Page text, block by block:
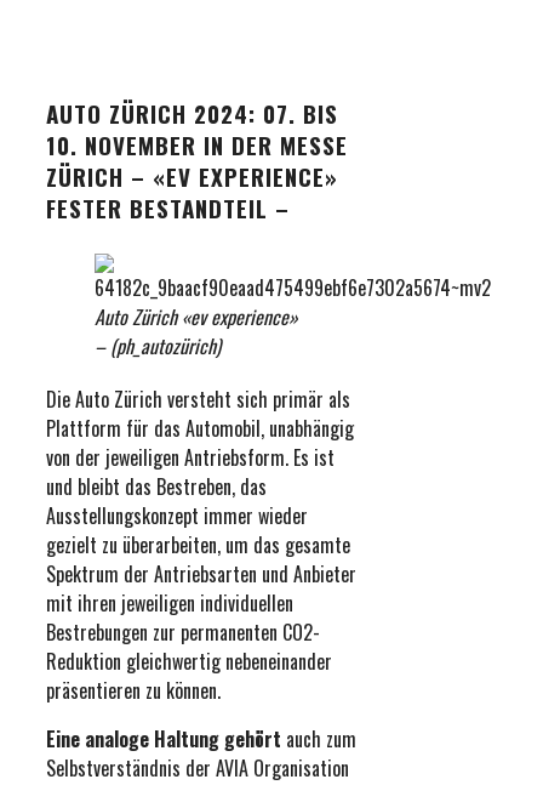
AUTO ZÜRICH 2024: 07. BIS
10. NOVEMBER IN DER MESSE
ZÜRICH – «EV EXPERIENCE»
FESTER BESTANDTEIL –
Auto Zürich «ev experience»
– (ph_autozürich)
Die Auto Zürich versteht sich primär als
Plattform für das Automobil, unabhängig
von der jeweiligen Antriebsform. Es ist
und bleibt das Bestreben, das
Ausstellungskonzept immer wieder
gezielt zu überarbeiten, um das gesamte
Spektrum der Antriebsarten und Anbieter
mit ihren jeweiligen individuellen
Bestrebungen zur permanenten CO2-
Reduktion gleichwertig nebeneinander
präsentieren zu können.
Eine analoge Haltung gehört auch zum
Selbstverständnis der AVIA Organisation